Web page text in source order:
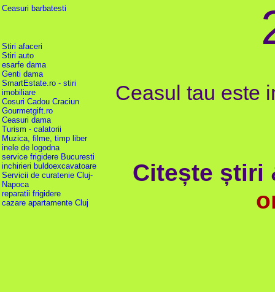
Ceasuri barbatesti
Stiri afaceri
Stiri auto
esarfe dama
Genti dama
SmartEstate.ro - stiri
imobiliare
Cosuri Cadou Craciun
Gourmetgift.ro
Ceasuri dama
Turism - calatorii
Muzica, filme, timp liber
inele de logodna
service frigidere Bucuresti
inchirieri buldoexcavatoare
Servicii de curatenie Cluj-
Napoca
reparatii frigidere
cazare apartamente Cluj
Ceasul tau este
Citește știri